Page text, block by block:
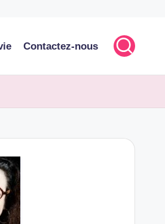
Contactez-nous